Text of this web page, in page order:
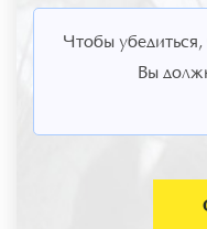
Чтобы убедиться,
Вы